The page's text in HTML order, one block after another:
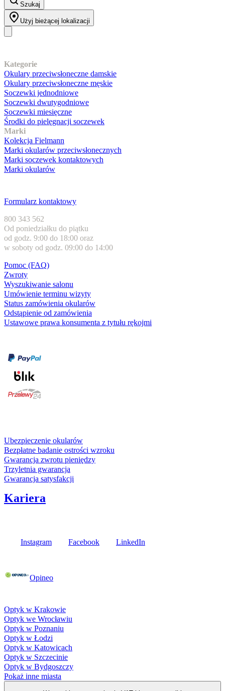
Szukaj
Użyj bieżącej lokalizacji
Kategorie
Okulary przeciwsłoneczne damskie
Okulary przeciwsłoneczne męskie
Soczewki jednodniowe
Soczewki dwutygodniowe
Soczewki miesięczne
Środki do pielęgnacji soczewek
Marki
Kolekcja Fielmann
Marki okularów przeciwsłonecznych
Marki soczewek kontaktowych
Marki okularów
Formularz kontaktowy
800 343 562
Od poniedziałku do piątku
od godz. 9:00 do 18:00 oraz
w soboty od godz. 09:00 do 14:00
Pomoc (FAQ)
Zwroty
Wyszukiwanie salonu
Umówienie terminu wizyty
Status zamówienia okularów
Odstąpienie od zamówienia
Ustawowe prawa konsumenta z tytułu rękojmi
Ubezpieczenie okularów
Bezpłatne badanie ostrości wzroku
Gwarancja zwrotu pieniędzy
Trzyletnia gwarancja
Gwarancja satysfakcji
Kariera
Instagram Facebook LinkedIn
Opineo
Optyk w Krakowie
Optyk we Wrocławiu
Optyk w Poznaniu
Optyk w Łodzi
Optyk w Katowicach
Optyk w Szczecinie
Optyk w Bydgoszczy
Pokaż inne miasta